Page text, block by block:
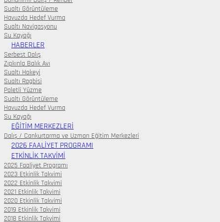
Sualtı Görüntüleme
Havuzda Hedef Vurma
Sualtı Navigasyonu
Su Kayağı
HABERLER
Serbest Dalış
Zıpkınla Balık Avı
Sualtı Hokeyi
Sualtı Ragbisi
Paletli Yüzme
Sualtı Görüntüleme
Havuzda Hedef Vurma
Su Kayağı
EĞITIM MERKEZLERI
Dalış / Cankurtarma ve Uzman Eğitim Merkezleri
2026 FAALİYET PROGRAMI
ETKINLIK TAKVIMI
2025 Faaliyet Programı
2023 Etkinlik Takvimi
2022 Etkinlik Takvimi
2021 Etkinlik Takvimi
2020 Etkinlik Takvimi
2019 Etkinlik Takvimi
2018 Etkinlik Takvimi